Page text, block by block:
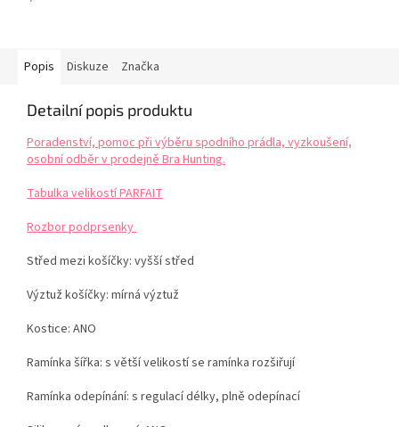
Popis Diskuze Značka
Detailní popis produktu
Poradenství, pomoc při výběru spodního prádla, vyzkoušení,
osobní odběr v prodejně Bra Hunting.
Tabulka velikostí PARFAIT
Rozbor podprsenky
Střed mezi košíčky: vyšší střed
Výztuž košíčky: mírná výztuž
Kostice: ANO
Ramínka šířka: s větší velikostí se ramínka rozšiřují
Ramínka odepínání: s regulací délky, plně odepínací